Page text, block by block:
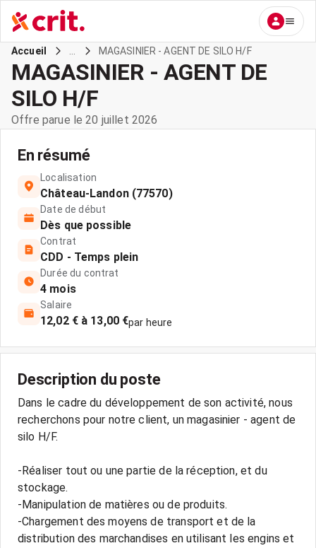
Accueil MAGASINIER - AGENT DE SILO H/F
MAGASINIER - AGENT DE
SILO H/F
Offre parue le 20 juillet 2026
En résumé
Localisation
Château-Landon (77570)
Date de début
Dès que possible
Contrat
CDD - Temps plein
Durée du contrat
4 mois
Salaire
12,02 € à 13,00 €par heure
Description du poste
Dans le cadre du développement de son activité, nous
recherchons pour notre client, un magasinier - agent de
silo H/F.
-Réaliser tout ou une partie de la réception, et du
stockage.
-Manipulation de matières ou de produits.
-Chargement des moyens de transport et de la
distribution des marchandises en utilisant les engins et